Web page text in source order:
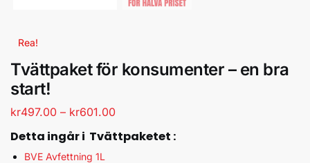
Rea!
Tvättpaket för konsumenter – en bra
start!
kr497.00 – kr601.00
Detta ingår i Tvättpaketet :
BVE Avfettning 1L